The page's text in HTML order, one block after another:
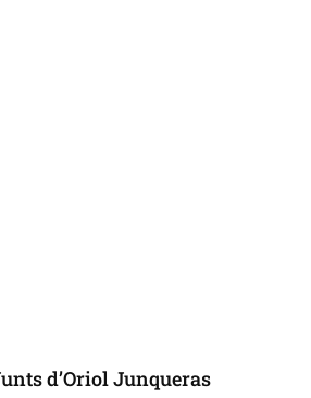
d’Oriol Junqueras